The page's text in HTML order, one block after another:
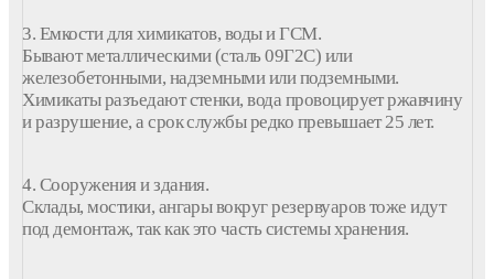
3. Емкости для химикатов, воды и ГСМ.
Бывают металлическими (сталь 09Г2С) или
железобетонными, надземными или подземными.
Химикаты разъедают стенки, вода провоцирует ржавчину
и разрушение, а срок службы редко превышает 25 лет.
4. Сооружения и здания.
Склады, мостики, ангары вокруг резервуаров тоже идут
под демонтаж, так как это часть системы хранения.